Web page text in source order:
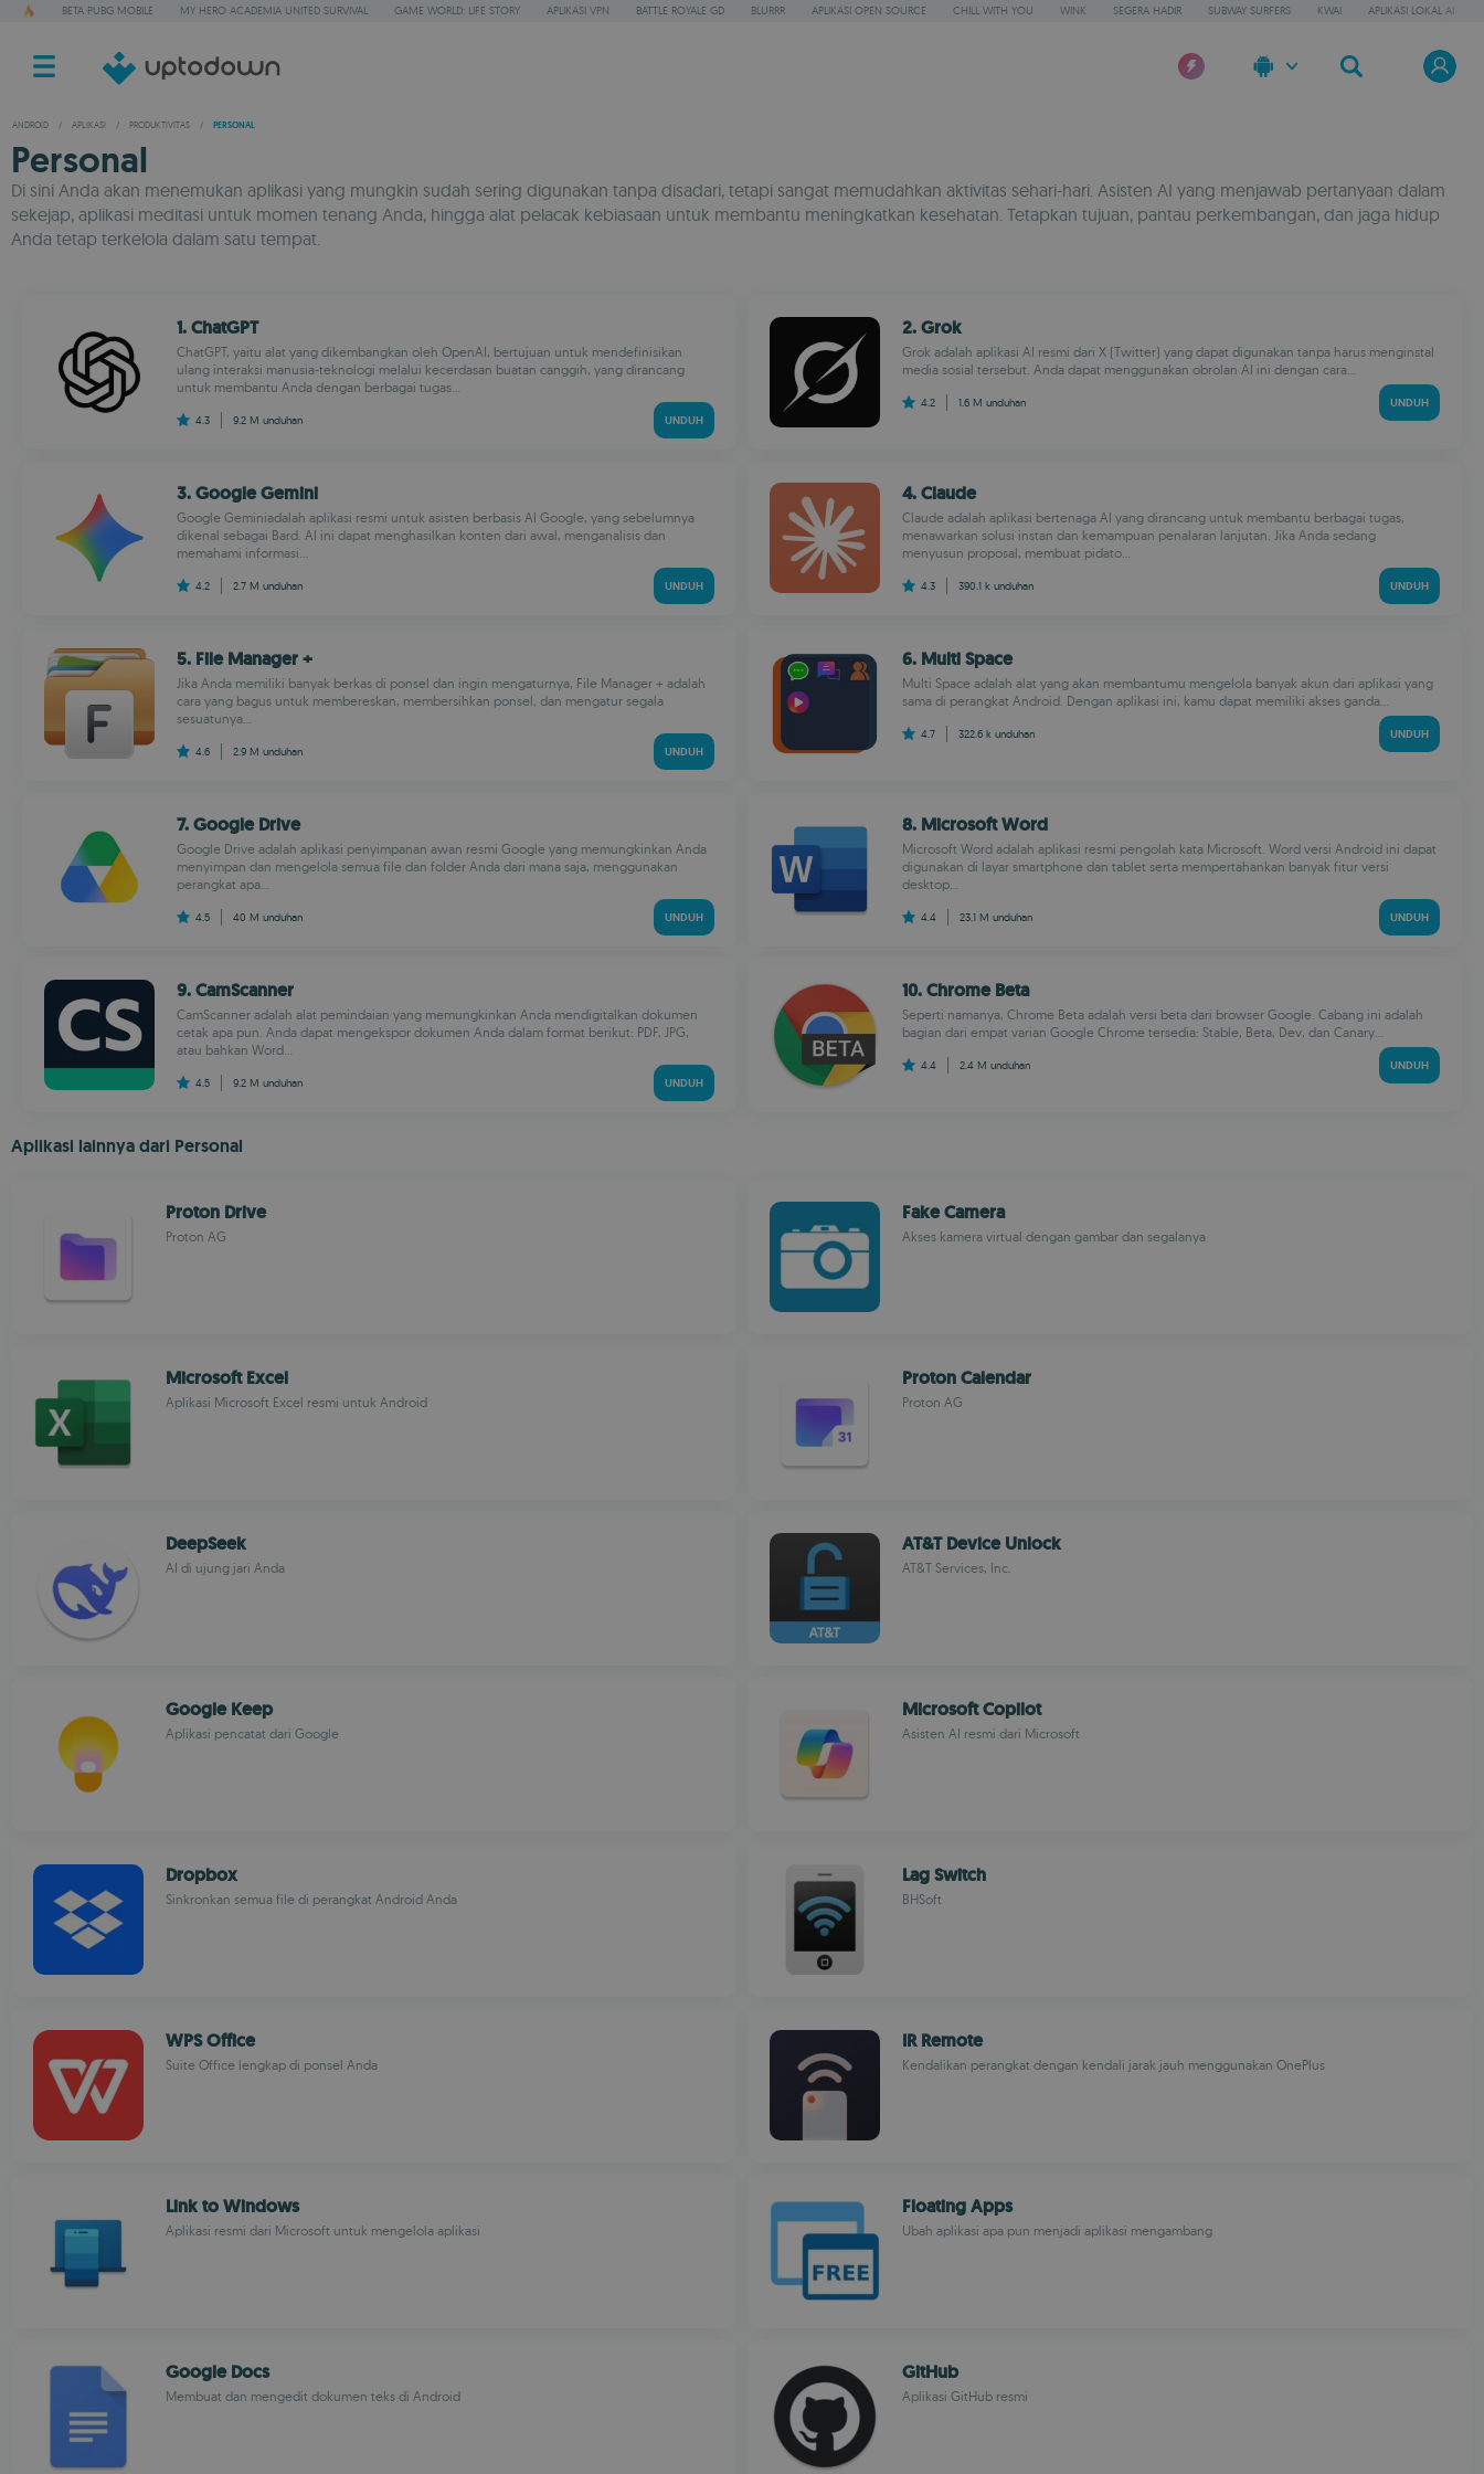
BETA PUBG MOBILE MY HERO ACADEMIA UNITED SURVIVAL GAME WORLD: LIFE STORY APLIKASI VPN BATTLE ROYALE GD BLURRR APLIKASI OPEN SOURCE CHILL WITH YOU WINK SEGERA HADIR SUBWAY SURFERS KWAI APLIKASI LOKAL AI
ANDROID / APLIKASI / PRODUKTIVITAS / PERSONAL
Personal
Di sini Anda akan menemukan aplikasi yang mungkin sudah sering digunakan tanpa disadari, tetapi sangat memudahkan aktivitas sehari-hari. Asisten AI yang menjawab pertanyaan dalam
sekejap, aplikasi meditasi untuk momen tenang Anda, hingga alat pelacak kebiasaan untuk membantu meningkatkan kesehatan. Tetapkan tujuan, pantau perkembangan, dan jaga hidup
Anda tetap terkelola dalam satu tempat.
1. ChatGPT
ChatGPT, yaitu alat yang dikembangkan oleh OpenAI, bertujuan untuk mendefinisikan
ulang interaksi manusia-teknologi melalui kecerdasan buatan canggih, yang dirancang
untuk membantu Anda dengan berbagai tugas...
4.3 9.2 M unduhan UNDUH
2. Grok
Grok adalah aplikasi AI resmi dari X (Twitter) yang dapat digunakan tanpa harus menginstal
media sosial tersebut. Anda dapat menggunakan obrolan AI ini dengan cara...
4.2 1.6 M unduhan UNDUH
3. Google Gemini
Google Geminiadalah aplikasi resmi untuk asisten berbasis AI Google, yang sebelumnya
dikenal sebagai Bard. AI ini dapat menghasilkan konten dari awal, menganalisis dan
memahami informasi...
4.2 2.7 M unduhan UNDUH
4. Claude
Claude adalah aplikasi bertenaga AI yang dirancang untuk membantu berbagai tugas,
menawarkan solusi instan dan kemampuan penalaran lanjutan. Jika Anda sedang
menyusun proposal, membuat pidato...
4.3 390.1 k unduhan UNDUH
5. File Manager +
Jika Anda memiliki banyak berkas di ponsel dan ingin mengaturnya, File Manager + adalah
cara yang bagus untuk membereskan, membersihkan ponsel, dan mengatur segala
sesuatunya...
4.6 2.9 M unduhan UNDUH
6. Multi Space
Multi Space adalah alat yang akan membantumu mengelola banyak akun dari aplikasi yang
sama di perangkat Android. Dengan aplikasi ini, kamu dapat memiliki akses ganda...
4.7 322.6 k unduhan UNDUH
7. Google Drive
Google Drive adalah aplikasi penyimpanan awan resmi Google yang memungkinkan Anda
menyimpan dan mengelola semua file dan folder Anda dari mana saja, menggunakan
perangkat apa...
4.5 40 M unduhan UNDUH
8. Microsoft Word
Microsoft Word adalah aplikasi resmi pengolah kata Microsoft. Word versi Android ini dapat
digunakan di layar smartphone dan tablet serta mempertahankan banyak fitur versi
desktop...
4.4 23.1 M unduhan UNDUH
9. CamScanner
CamScanner adalah alat pemindaian yang memungkinkan Anda mendigitalkan dokumen
cetak apa pun. Anda dapat mengekspor dokumen Anda dalam format berikut: PDF, JPG,
atau bahkan Word...
4.5 9.2 M unduhan UNDUH
10. Chrome Beta
Seperti namanya, Chrome Beta adalah versi beta dari browser Google. Cabang ini adalah
bagian dari empat varian Google Chrome tersedia: Stable, Beta, Dev, dan Canary...
4.4 2.4 M unduhan UNDUH
Aplikasi lainnya dari Personal
Proton Drive
Proton AG
Fake Camera
Akses kamera virtual dengan gambar dan segalanya
Microsoft Excel
Aplikasi Microsoft Excel resmi untuk Android
Proton Calendar
Proton AG
DeepSeek
AI di ujung jari Anda
AT&T Device Unlock
AT&T Services, Inc.
Google Keep
Aplikasi pencatat dari Google
Microsoft Copilot
Asisten AI resmi dari Microsoft
Dropbox
Sinkronkan semua file di perangkat Android Anda
Lag Switch
BHSoft
WPS Office
Suite Office lengkap di ponsel Anda
IR Remote
Kendalikan perangkat dengan kendali jarak jauh menggunakan OnePlus
Link to Windows
Aplikasi resmi dari Microsoft untuk mengelola aplikasi
Floating Apps
Ubah aplikasi apa pun menjadi aplikasi mengambang
Google Docs
Membuat dan mengedit dokumen teks di Android
GitHub
Aplikasi GitHub resmi